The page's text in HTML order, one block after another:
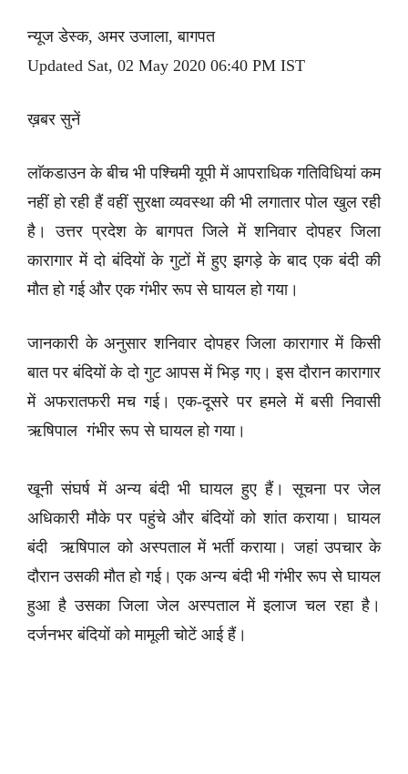
न्यूज डेस्क, अमर उजाला, बागपत
Updated Sat, 02 May 2020 06:40 PM IST
ख़बर सुनें
लाॅकडाउन के बीच भी पश्चिमी यूपी में आपराधिक गतिविधियां कम
नहीं हो रही हैं वहीं सुरक्षा व्यवस्था की भी लगातार पोल खुल रही
है। उत्तर प्रदेश के बागपत जिले में शनिवार दोपहर जिला
कारागार में दो बंदियों के गुटों में हुए झगड़े के बाद एक बंदी की
मौत हो गई और एक गंभीर रूप से घायल हो गया।
जानकारी के अनुसार शनिवार दोपहर जिला कारागार में किसी
बात पर बंदियों के दो गुट आपस में भिड़ गए। इस दौरान कारागार
में अफरातफरी मच गई। एक-दूसरे पर हमले में बसी निवासी
ऋषिपाल गंभीर रूप से घायल हो गया।
खूनी संघर्ष में अन्य बंदी भी घायल हुए हैं। सूचना पर जेल
अधिकारी मौके पर पहुंचे और बंदियों को शांत कराया। घायल
बंदी ऋषिपाल को अस्पताल में भर्ती कराया। जहां उपचार के
दौरान उसकी मौत हो गई। एक अन्य बंदी भी गंभीर रूप से घायल
हुआ है उसका जिला जेल अस्पताल में इलाज चल रहा है।
दर्जनभर बंदियों को मामूली चोटें आई हैं।